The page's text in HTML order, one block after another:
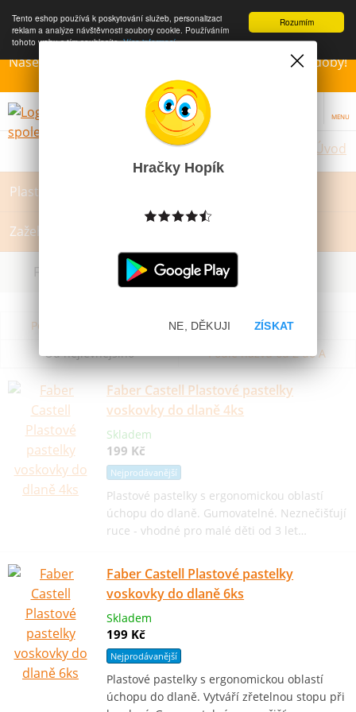
Rozumím
Tento eshop používá k poskytování služeb, personalizaci
reklam a analýze návštěvnosti soubory cookie. Používáním
tohoto webu s tím souhlasíte.Více informací
Naše Prodejny – Otevřeny dle otvírací prázdninové doby!
Přejeme krásné léto!!!
MENU
Úvod
Plastelína, modelína, Sliz
Zažehlovací korálky a podložky
Filtrovat dle dostupnosti, ceny, výrobce
Podle názvu od A do Z
Od nejdražšího
Od nejlevnějšího
Podle názvu od Z do A
Faber Castell Plastové pastelky
voskovky do dlaně 4ks
Skladem
199 Kč
Nejprodávanější
Plastové pastelky s ergonomickou oblastí
úchopu do dlaně. Gumovatelné. Neznečišťují
ruce - vhodné pro malé děti od 3 let…
Faber Castell Plastové pastelky
voskovky do dlaně 6ks
Skladem
199 Kč
Nejprodávanější
Plastové pastelky s ergonomickou oblastí
úchopu do dlaně. Vytváří zřetelnou stopu při
Hračky Hopík
ZÍSKAT
NE, DĚKUJI